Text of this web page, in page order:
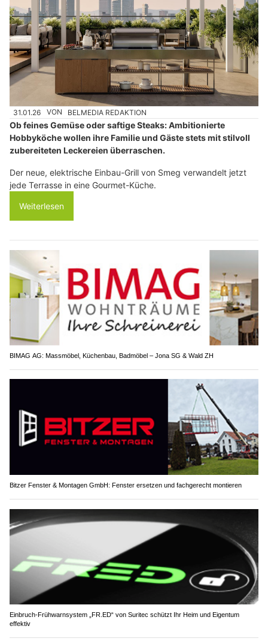
31.01.26 VON BELMEDIA REDAKTION
Ob feines Gemüse oder saftige Steaks: Ambitionierte
Hobbyköche wollen ihre Familie und Gäste stets mit stilvoll
zubereiteten Leckereien überraschen.
Der neue, elektrische Einbau-Grill von Smeg verwandelt jetzt
jede Terrasse in eine Gourmet-Küche.
Weiterlesen
BIMAG AG: Massmöbel, Küchenbau, Badmöbel – Jona SG & Wald ZH
Bitzer Fenster & Montagen GmbH: Fenster ersetzen und fachgerecht montieren
Einbruch-Frühwarnsystem „FR.ED“ von Suritec schützt Ihr Heim und Eigentum
effektiv